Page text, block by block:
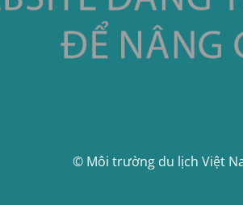
© Môi trường du lịch Việt